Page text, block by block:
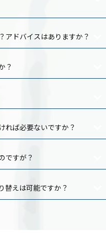
アドバイスはありますか？
？
れば必要ないですか？
ですが？
替えは可能ですか？